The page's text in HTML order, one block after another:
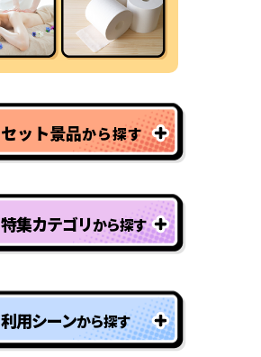
セット景品から探す
特集カテゴリから探す
型抜きパネル景品
利用シーンから探す